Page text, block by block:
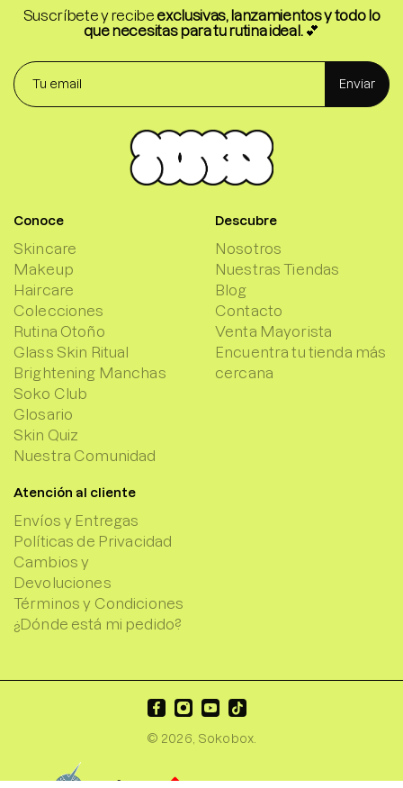
Suscríbete y recibeexclusivas, lanzamientos y todo lo
que necesitas para tu rutina ideal.💕
Enviar
Conoce
Skincare
Makeup
Haircare
Colecciones
Rutina Otoño
Glass Skin Ritual
Brightening Manchas
Soko Club
Glosario
Skin Quiz
Nuestra Comunidad
Descubre
Nosotros
Nuestras Tiendas
Blog
Contacto
Venta Mayorista
Encuentra tu tienda más
cercana
Atención al cliente
Envíos y Entregas
Políticas de Privacidad
Cambios y
Devoluciones
Términos y Condiciones
¿Dónde está mi pedido?
© 2026, Sokobox.